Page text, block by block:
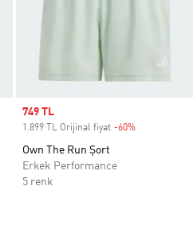
Sale price
749 TL
1.899 TL Orijinal fiyat -60%
Own The Run Şort
Erkek Performance
5 renk